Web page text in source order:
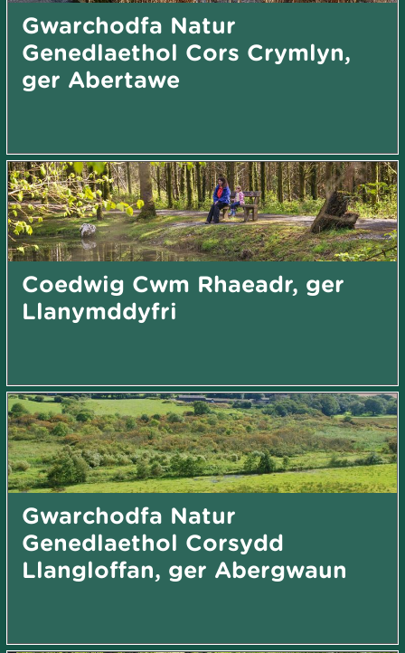
Gwarchodfa Natur
Genedlaethol Cors Crymlyn,
ger Abertawe
Coedwig Cwm Rhaeadr, ger
Llanymddyfri
Gwarchodfa Natur
Genedlaethol Corsydd
Llangloffan, ger Abergwaun